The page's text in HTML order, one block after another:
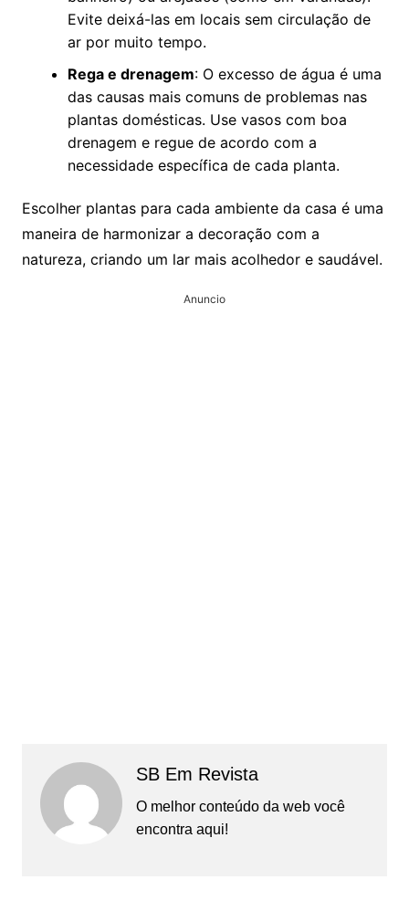
Evite deixá-las em locais sem circulação de
ar por muito tempo.
Rega e drenagem: O excesso de água é uma
das causas mais comuns de problemas nas
plantas domésticas. Use vasos com boa
drenagem e regue de acordo com a
necessidade específica de cada planta.
Escolher plantas para cada ambiente da casa é uma
maneira de harmonizar a decoração com a
natureza, criando um lar mais acolhedor e saudável.
Anuncio
SB Em Revista
O melhor conteúdo da web você
encontra aqui!